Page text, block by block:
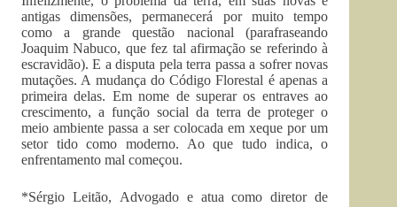
antigas dimensões, permanecerá por muito tempo
como a grande questão nacional (parafraseando
Joaquim Nabuco, que fez tal afirmação se referindo à
escravidão). E a disputa pela terra passa a sofrer novas
mutações. A mudança do Código Florestal é apenas a
primeira delas. Em nome de superar os entraves ao
crescimento, a função social da terra de proteger o
meio ambiente passa a ser colocada em xeque por um
setor tido como moderno. Ao que tudo indica, o
enfrentamento mal começou.
*Sérgio Leitão, Advogado e atua como diretor de